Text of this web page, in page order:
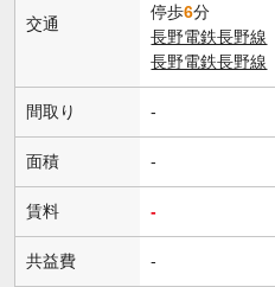
交通
停歩6分
長野電鉄長野線
長野電鉄長野線
間取り -
面積 -
賃料 -
共益費 -